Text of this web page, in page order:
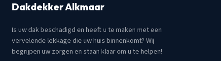
Dakdekker Alkmaar
Is uw dak beschadigd en heeft u te maken met een
vervelende lekkage die uw huis binnenkomt? Wij
begrijpen uw zorgen en staan klaar om u te helpen!